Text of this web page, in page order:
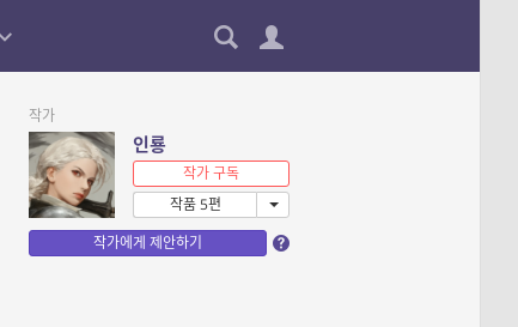
작가
인룡
작가 구독
작품 5편
작가에게 제안하기